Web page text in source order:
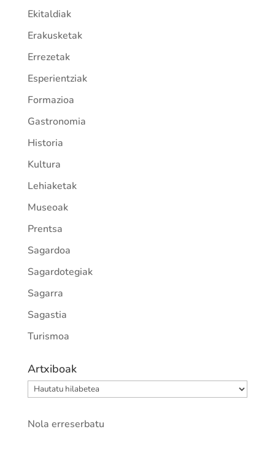
Ekitaldiak
Erakusketak
Errezetak
Esperientziak
Formazioa
Gastronomia
Historia
Kultura
Lehiaketak
Museoak
Prentsa
Sagardoa
Sagardotegiak
Sagarra
Sagastia
Turismoa
Artxiboak
Artxiboak
Nola erreserbatu